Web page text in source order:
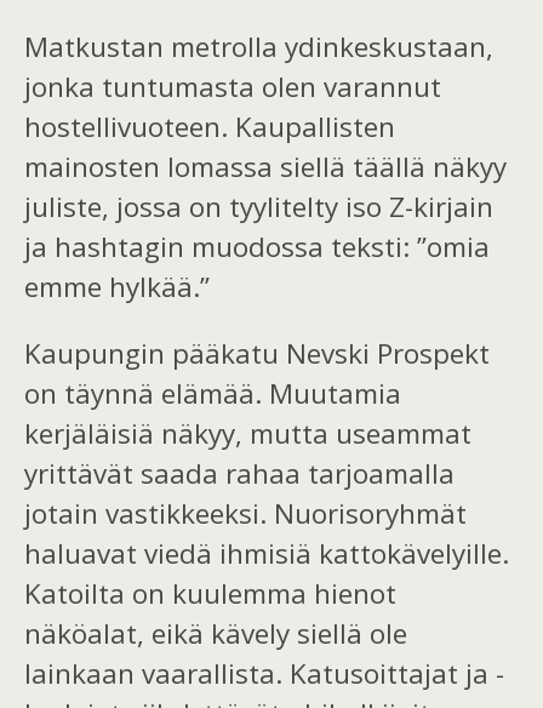
Matkustan metrolla ydinkeskustaan,
jonka tuntumasta olen varannut
hostellivuoteen. Kaupallisten
mainosten lomassa siellä täällä näkyy
juliste, jossa on tyylitelty iso Z-kirjain
ja hashtagin muodossa teksti: ”omia
emme hylkää.”
Kaupungin pääkatu Nevski Prospekt
on täynnä elämää. Muutamia
kerjäläisiä näkyy, mutta useammat
yrittävät saada rahaa tarjoamalla
jotain vastikkeeksi. Nuorisoryhmät
haluavat viedä ihmisiä kattokävelyille.
Katoilta on kuulemma hienot
näköalat, eikä kävely siellä ole
lainkaan vaarallista. Katusoittajat ja -